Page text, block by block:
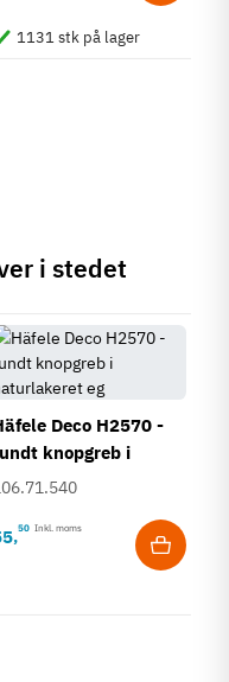
1131 stk på lager
i stedet
Deco H2570 -
knopgreb i
eg
,50 Inkl. moms